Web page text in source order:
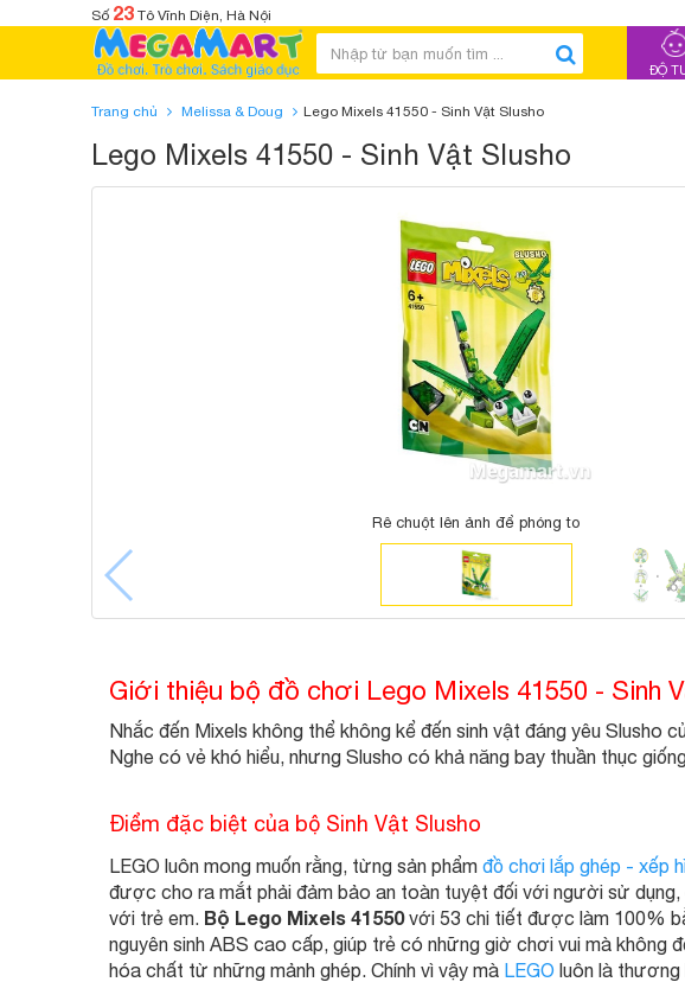
Số 23 Tô Vĩnh Diện, Hà Nội
ĐỘ
Trang chủ Melissa & Doug Lego Mixels 41550 - Sinh Vật Slusho
Lego Mixels 41550 - Sinh Vật Slusho
Rê chuột lên ảnh để phóng to
Giới thiệu bộ đồ chơi Lego Mixels 41550 - Sinh
Nhắc đến Mixels không thể không kể đến sinh vật đáng yêu Slusho
Nghe có vẻ khó hiểu, nhưng Slusho có khả năng bay thuần thục
Điểm đặc biệt của bộ Sinh Vật Slusho
LEGO luôn mong muốn rằng, từng sản phẩm đồ chơi lắp ghép - xếp
được cho ra mắt phải đảm bảo an toàn tuyệt đối với người sử dụng,
với trẻ em. Bộ Lego Mixels 41550với 53 chi tiết được làm 100%
nguyên sinh ABS cao cấp, giúp trẻ có những giờ chơi vui mà không
hóa chất từ những mảnh ghép. Chính vì vậy mà LEGO luôn là thương